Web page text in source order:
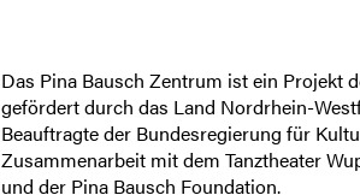
Das Pina Bausch Zentrum ist ein Projekt
gefördert durch das Land Nordrhein-
Beauftragte der Bundesregierung für
Zusammenarbeit mit dem Tanztheater
und der Pina Bausch Foundation.